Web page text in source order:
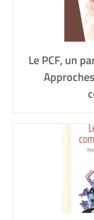
Le PCF, un